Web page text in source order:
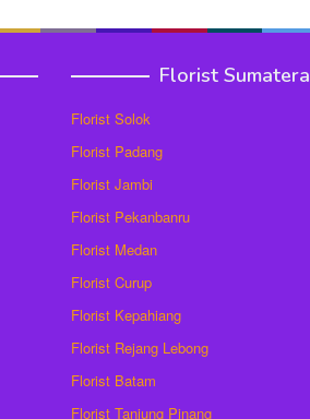
Florist Sumatera
Florist Solok
Florist Padang
Florist Jambi
Florist Pekanbanru
Florist Medan
Florist Curup
Florist Kepahiang
Florist Rejang Lebong
Florist Batam
Florist Tanjung Pinang